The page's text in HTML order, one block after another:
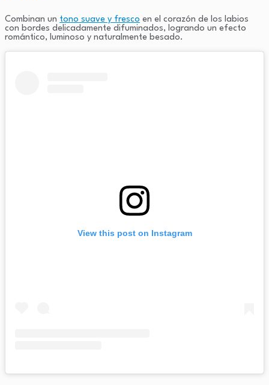
Combinan un tono suave y fresco en el corazón de los labios
con bordes delicadamente difuminados, logrando un efecto
romántico, luminoso y naturalmente besado.
View this post on Instagram